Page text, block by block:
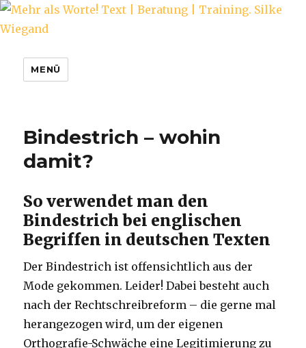
Mehr als Worte! Text | Beratung |
MENÜ
Bindestrich – wohin
damit?
So verwendet man den
Bindestrich bei englischen
Begriffen in deutschen Texten
Der Bindestrich ist offensichtlich aus der
Mode gekommen. Leider! Dabei besteht auch
nach der Rechtschreibreform – die gerne mal
herangezogen wird, um der eigenen
Orthografie-Schwäche eine Legitimierung zu